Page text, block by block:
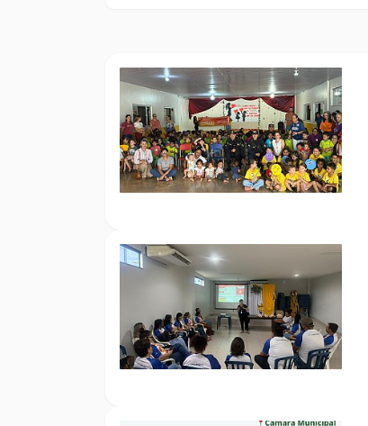
rodapé
[alt+4]